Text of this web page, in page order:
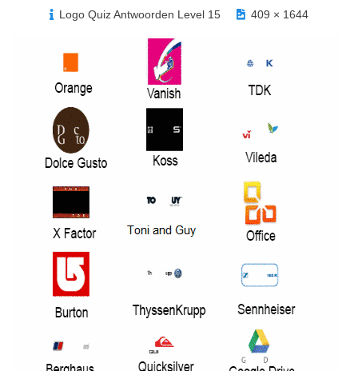
Logo Quiz Antwoorden Level 15
409 × 1644